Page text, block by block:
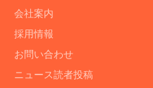
会社案内
採用情報
お問い合わせ
ニュース読者投稿